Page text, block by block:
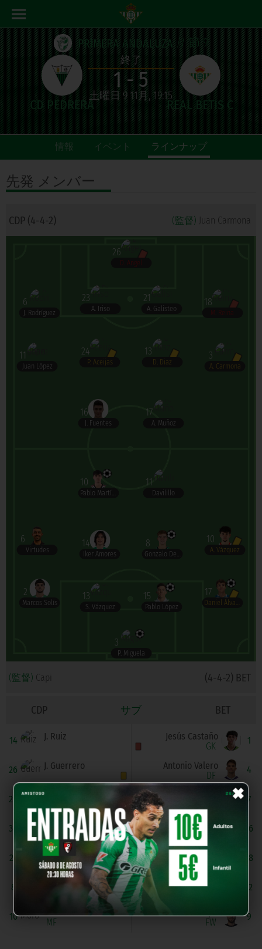
PRIMERA ANDALUZA// 節 9
終了
1 - 5
土曜日 9 11月, 19:15
情報 イベント ラインナップ
×
先発 メンバー
CDP (4-4-2) (監督) Juan Carmona
(監督) Capi (4-4-2) BET
26
D. Angel
21
A. Galisteo
23
A. Iriso
18
M. Reina
6
J. Rodríguez
13
D. Diaz
24
P. Aceijas
3
A. Carmona
11
Juan López
17
A. Muñoz
16
J. Fuentes
3
P. Miguela
13
S. Vázquez
15
Pablo López
2
Marcos Solís
17
Daniel Álvarez
14
Iker Amores
8
Gonzalo Del Castillo
6
Virtudes
10
A. Vázquez
10 11
Davilillo
CDP サブ BET
14 J. Ruiz
26 J. Guerrero
29 O. Espinosa
30 F. Heredia
25
DF
A. Navas
8
10
MF
1
GK
Jesús Castaño
4
DF
Antonio Valero
7
Cisco Rodriguez
16
Marquez
18
MF
D. Guindo
12
P. Clute
9
FW